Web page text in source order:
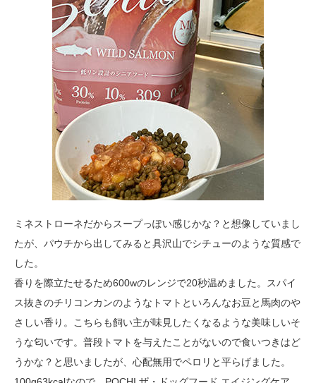
ミネストローネだからスープっぽい感じかな？と想像していまし
たが、パウチから出してみると具沢山でシチューのような質感で
した。
香りを際立たせるため600wのレンジで20秒温めました。スパイ
ス抜きのチリコンカンのようなトマトといろんなお豆と馬肉のや
さしい香り。こちらも飼い主が味見したくなるような美味しいそ
うな匂いです。普段トマトを与えたことがないので食いつきはど
うかな？と思いましたが、心配無用でペロリと平らげました。